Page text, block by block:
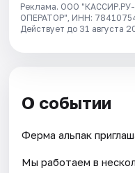
Реклама. ООО
ОПЕРАТОР", ИНН:
Действует до 31 августа
О событии
Ферма альпак
Мы работаем в